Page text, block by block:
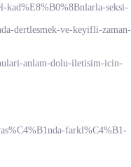
kad%E8%B0%8Bnlarla-seksi-
dertlesmek-ve-keyifli-zaman-
anlam-dolu-iletisim-icin-
farkl%C4%B1-